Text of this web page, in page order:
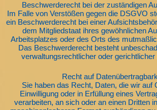
Beschwerderecht bei der zuständigen
Im Falle von Verstößen gegen die DSGVO
ein Beschwerderecht bei einer
dem Mitgliedstaat ihres gewöhnlichen
Arbeitsplatzes oder des Orts des
Das Beschwerderecht besteht
verwaltungsrechtlicher oder gerichtlicher
Recht auf
Sie haben das Recht, Daten, die wir auf
Einwilligung oder in Erfüllung eines
verarbeiten, an sich oder an einen Dritten